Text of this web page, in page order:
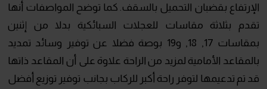
الإرتفاع بقضبان التحميل بالسقف. كما توضح المواصفات أنها
تقدم بثلاثة مقاسات للعجلات السبائكية بدلا من إثنين
بمقاسات 17, 18, و19 بوصة فضلا عن توفير وسائد تمديد
بالمقاعد الأمامية لمزيد من الراحة علاوة على أن المقاعد ذاتها
قد تم تدعيمها لتوفر راحة أكبر للركاب بجانب توفير توزيع أفضل